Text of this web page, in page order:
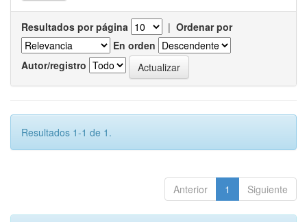
Resultados por página | Ordenar por
En orden
Autor/registro
Resultados 1-1 de 1.
Anterior 1 Siguiente